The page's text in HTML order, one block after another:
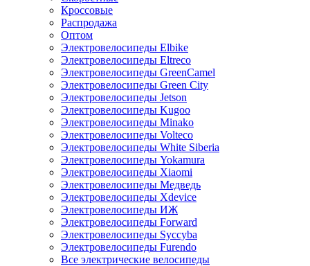
Кроссовые
Распродажа
Оптом
Электровелосипеды Elbike
Электровелосипеды Eltreco
Электровелосипеды GreenCamel
Электровелосипеды Green City
Электровелосипеды Jetson
Электровелосипеды Kugoo
Электровелосипеды Minako
Электровелосипеды Volteco
Электровелосипеды White Siberia
Электровелосипеды Yokamura
Электровелосипеды Xiaomi
Электровелосипеды Медведь
Электровелосипеды Xdevice
Электровелосипеды ИЖ
Электровелосипеды Forward
Электровелосипеды Syccyba
Электровелосипеды Furendo
Все электрические велосипеды